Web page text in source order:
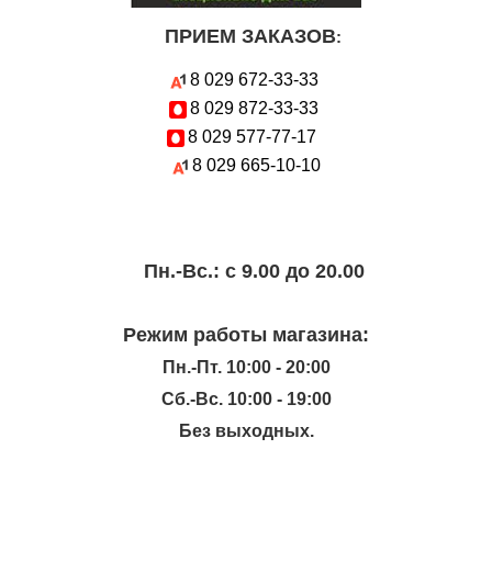
ПРИЕМ ЗАКАЗОВ:
8 029 672-33-33
8 029 872-33-33
8 029 577-77-17
8 029 665-10-10
Пн.-Вc.: с 9.00 до 20.00
Режим работы магазина:
Пн.-Пт. 10:00 - 20:00
Сб.-Вс. 10:00 - 19:00
Без выходных.